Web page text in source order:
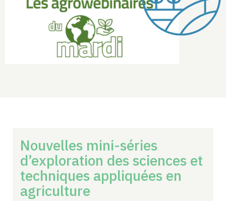
Nouvelles mini-séries
d’exploration des sciences et
techniques appliquées en
agriculture